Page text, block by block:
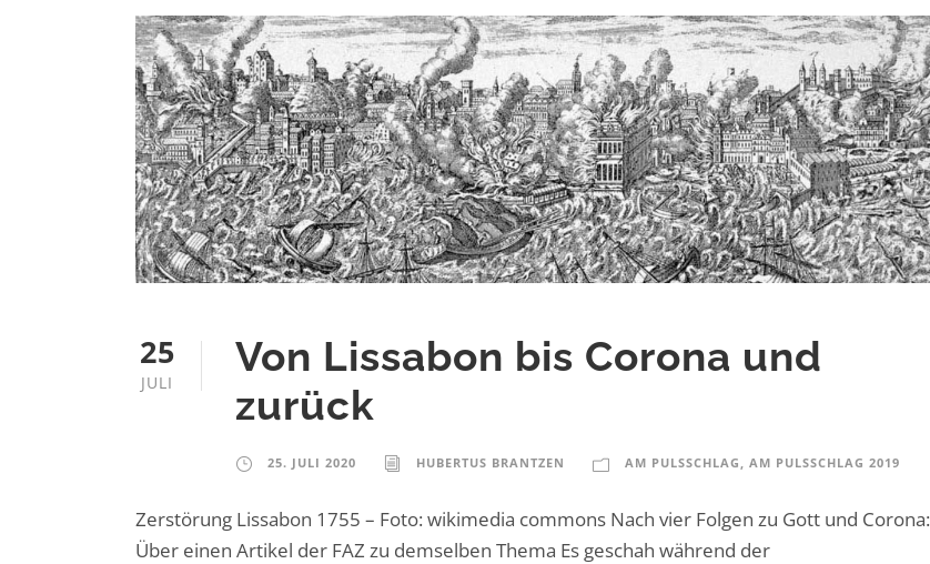
25
JULI
Von Lissabon bis Corona und
zurück
25. JULI 2020 HUBERTUS BRANTZEN AM PULSSCHLAG AM PULSSCHLAG 2019
Zerstörung Lissabon 1755 – Foto: wikimedia commons Nach vier Folgen zu Gott und Corona:
Über einen Artikel der FAZ zu demselben Thema Es geschah während der